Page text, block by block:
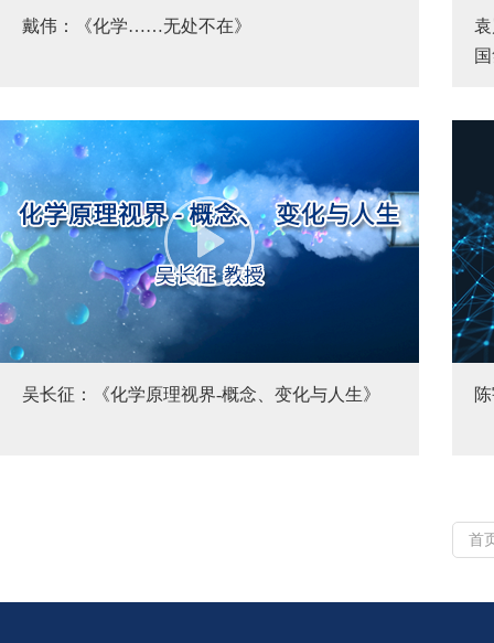
戴伟：《化学……无处不在》
吴长征：《化学原理视界-概念、变化与人生》
首